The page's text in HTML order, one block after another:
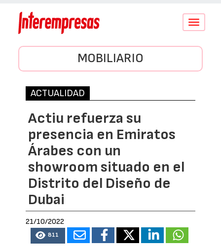
Conmutar
MOBILIARIO
ACTUALIDAD
Actiu refuerza su
presencia en Emiratos
Árabes con un
showroom situado en el
Distrito del Diseño de
Dubai
21/10/2022
811